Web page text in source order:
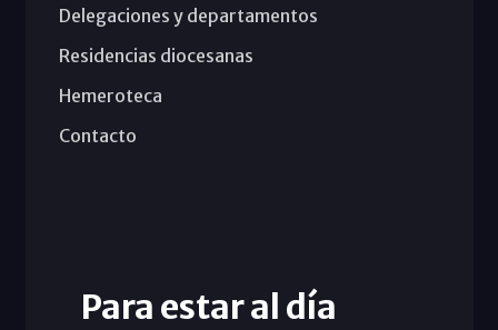
Delegaciones y departamentos
Residencias diocesanas
Hemeroteca
Contacto
Para estar al día